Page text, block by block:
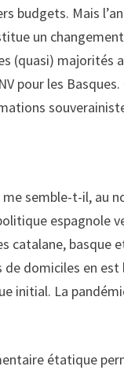
Mais
un
majorités
pour les
semble-t-il, au
espagnole
catalane, basque
domiciles en
La
étatique